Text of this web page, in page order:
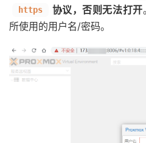
https 协议，否则无法打开
所使用的用户名/密码。